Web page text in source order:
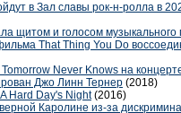
в Зал славы рок-н-ролла в
щитом и голосом музыкального
That Thing You Do
Never Knows на
Джо Линн Тернер (2018)
Hard Day's Night (2016)
Каролине из-за